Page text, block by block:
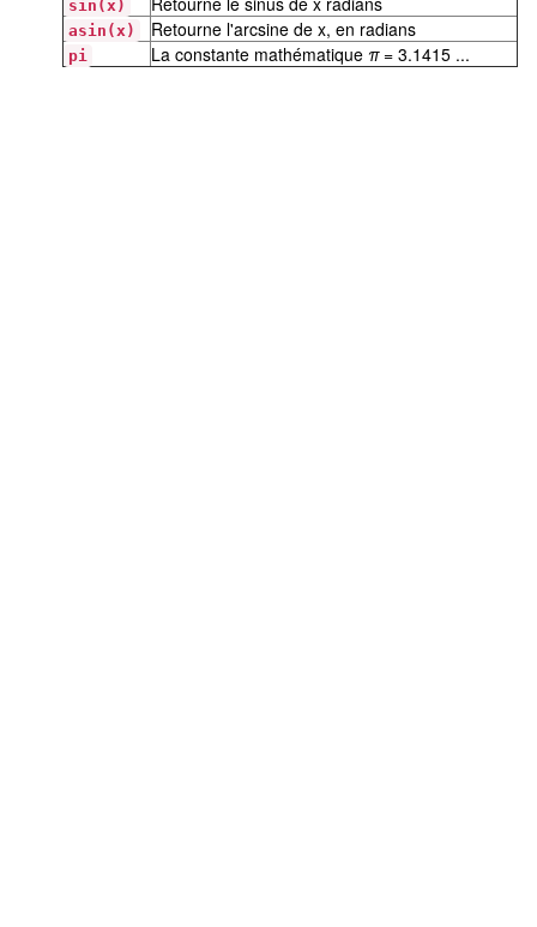
sin(x)
asin(x) Retourne l'arcsine de x, en radians
pi La constante mathématique π= 3.1415 ...